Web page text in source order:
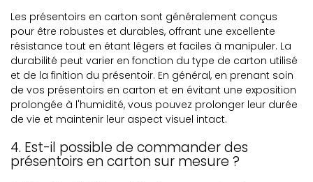
Les présentoirs en carton sont généralement conçus
pour être robustes et durables, offrant une excellente
résistance tout en étant légers et faciles à manipuler. La
durabilité peut varier en fonction du type de carton utilisé
et de la finition du présentoir. En général, en prenant soin
de vos présentoirs en carton et en évitant une exposition
prolongée à l'humidité, vous pouvez prolonger leur durée
de vie et maintenir leur aspect visuel intact.
4. Est-il possible de commander des
présentoirs en carton sur mesure ?